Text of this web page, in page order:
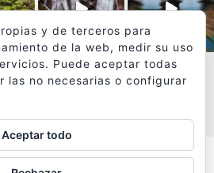
y de terceros para
de la web, medir su uso
Puede aceptar todas
las no necesarias o configurar
Aceptar todo